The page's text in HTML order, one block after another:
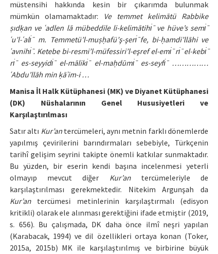
müstensihi hakkında kesin bir çıkarımda bulunmak
mümkün olamamaktadır: Ve temmet kelimātü Rabbike
ṣıdḳan ve ʿadlen lā mübeddile li-kelimātihı̇ ̄ ve hüve’s semı̇ ̄
ʿu’l-ʿalı̇ ̄ m. Temmetü’l-muṣḥafü’ş-şerı̇ ̄fe, bi-ḥamdi’llāhi ve
ʿavnihı̇ ̄. Ketebe bi-resmi’l-müfessiri’l-eşref el-emı̇ ̄ rı̇ ̄ el-kebı̇ ̄
rı̇ ̄ es-seyyidı̇ ̄ el-mālikı̇ ̄ el-maḥdūmı̇ ̄ es-seyfı̇ ̄ ……………
ʿAbdu’llāh min ḳāʾim-i …
Manisa İl Halk Kütüphanesi (MK) ve Diyanet Kütüphanesi
(DK) Nüshalarının Genel Hususiyetleri ve
Karşılaştırılması
Satır altı Kur’antercümeleri, aynı metnin farklı dönemlerde
yapılmış çevirilerini barındırmaları sebebiyle, Türkçenin
tarihî gelişim seyrini takipte önemli katkılar sunmaktadır.
Bu yüzden, bir eserin kendi başına incelenmesi yeterli
olmayıp mevcut diğer Kur’antercümeleriyle de
karşılaştırılması gerekmektedir. Nitekim Argunşah da
Kur’an tercümesi metinlerinin karşılaştırmalı (edisyon
kritikli) olarak ele alınması gerektiğini ifade etmiştir (2019,
s. 656). Bu çalışmada, DK daha önce ilmî neşri yapılan
(Karabacak, 1994) ve dil özellikleri ortaya konan (Toker,
2015a, 2015b) MK ile karşılaştırılmış ve birbirine büyük